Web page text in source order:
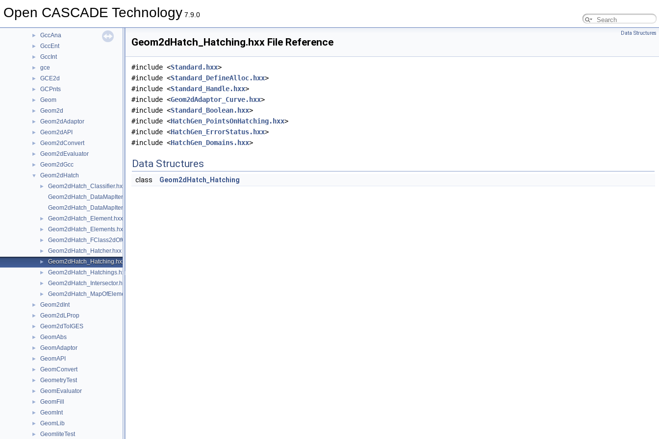
Open CASCADE Technology 7.9.0
► FSD
► GccAna
► GccEnt
► GccInt
► gce
► GCE2d
► GCPnts
► Geom
► Geom2d
► Geom2dAdaptor
► Geom2dAPI
► Geom2dConvert
► Geom2dEvaluator
► Geom2dGcc
▼ Geom2dHatch
►
Geom2dHatch_Classifier.hxx
Geom2dHatch_DataMapIteratorOfHatchings.hxx
Geom2dHatch_DataMapIteratorOfMapOfElements.hxx
► Geom2dHatch_Element.hxx
► Geom2dHatch_Elements.hxx
► Geom2dHatch_FClass2dOfClassifier.hxx
► Geom2dHatch_Hatcher.hxx
► Geom2dHatch_Hatching.hxx
► Geom2dHatch_Hatchings.hxx
► Geom2dHatch_Intersector.hxx
► Geom2dHatch_MapOfElements.hxx
► Geom2dInt
► Geom2dLProp
► Geom2dToIGES
► GeomAbs
► GeomAdaptor
► GeomAPI
► GeomConvert
► GeometryTest
► GeomEvaluator
► GeomFill
► GeomInt
► GeomLib
► GeomliteTest
Data Structures
Geom2dHatch_Hatching.hxx File Reference
#include <Standard.hxx>
#include <Standard_DefineAlloc.hxx>
#include <Standard_Handle.hxx>
#include <Geom2dAdaptor_Curve.hxx>
#include <Standard_Boolean.hxx>
#include <HatchGen_PointsOnHatching.hxx>
#include <HatchGen_ErrorStatus.hxx>
#include <HatchGen_Domains.hxx>
Data Structures
class Geom2dHatch_Hatching